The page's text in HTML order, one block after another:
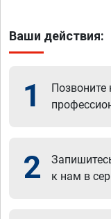
Ваши действия:
1 Позвоните
2
к нам в